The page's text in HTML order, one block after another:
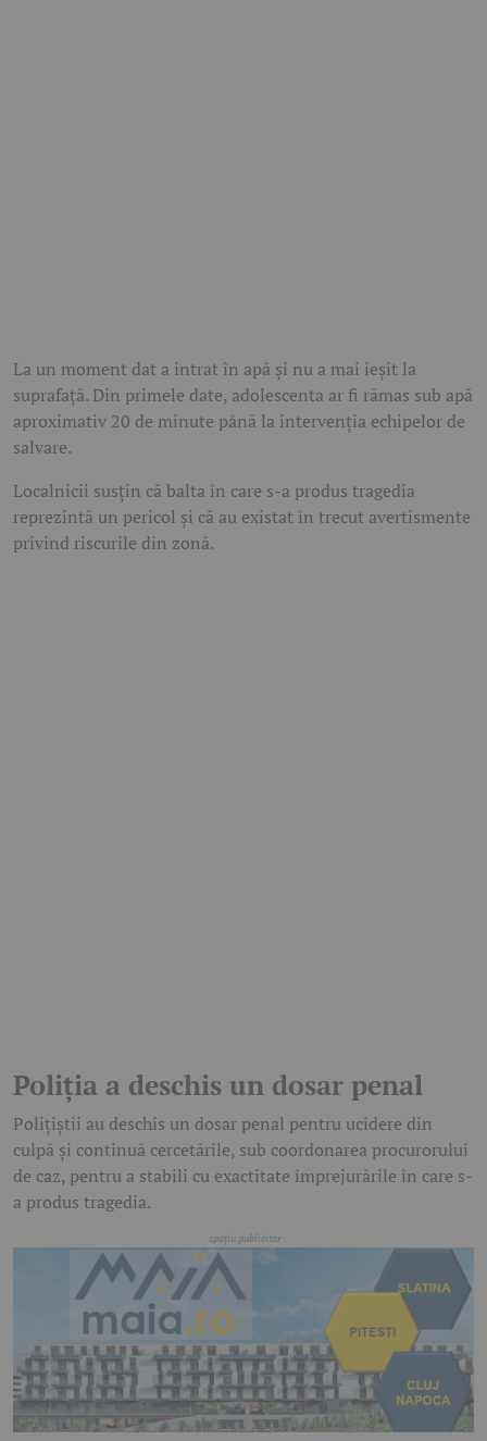
La un moment dat a intrat în apă și nu a mai ieșit la
suprafață. Din primele date, adolescenta ar fi rămas sub apă
aproximativ 20 de minute până la intervenția echipelor de
salvare.
Localnicii susțin că balta în care s-a produs tragedia
reprezintă un pericol și că au existat în trecut avertismente
privind riscurile din zonă.
Poliția a deschis un dosar penal
Polițiștii au deschis un dosar penal pentru ucidere din
culpă și continuă cercetările, sub coordonarea procurorului
de caz, pentru a stabili cu exactitate împrejurările în care s-
a produs tragedia.